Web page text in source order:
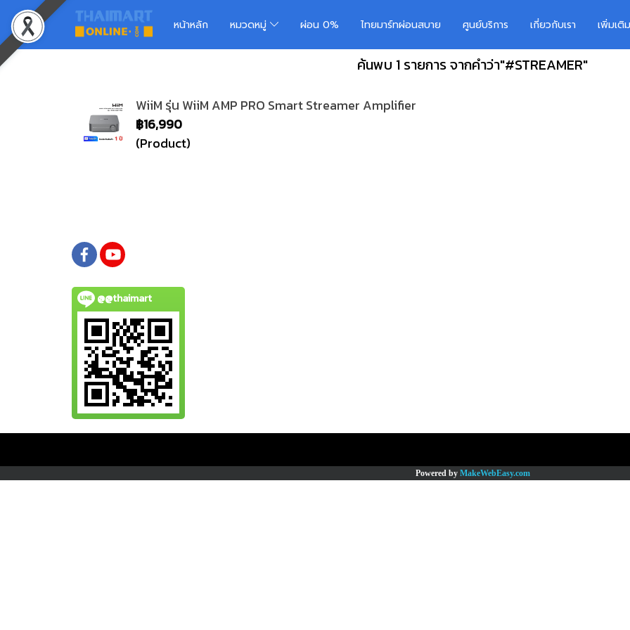
หน้าหลัก หมวดหมู่ ผ่อน 0% ไทยมาร์ทผ่อนสบาย ศูนย์บริการ เกี่ยวกับเรา เพิ่มเ
ค้นพบ 1 รายการ จากคำว่า"#STREAMER"
WiiM รุ่น WiiM AMP PRO Smart Streamer Amplifier
฿16,990
(Product)
@@thaimart
Powered by MakeWebEasy.com